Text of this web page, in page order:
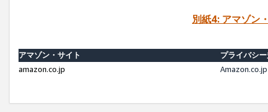
別紙4: アマゾン
アマゾン・サイト
プライバシ
amazon.co.jp